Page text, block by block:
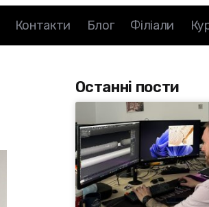
Контакти Блог Філіали
Останні пости